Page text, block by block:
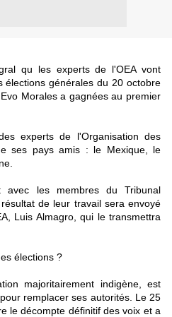
qu les experts de l'OEA vont
élections générales du 20 octobre
Morales a gagnées au premier
experts de l'Organisation des
ses pays amis : le Mexique, le
avec les membres du Tribunal
de leur travail sera envoyé
Luis Almagro, qui le transmettra
élections ?
majoritairement indigène, est
remplacer ses autorités. Le 25
le décompte définitif des voix et a